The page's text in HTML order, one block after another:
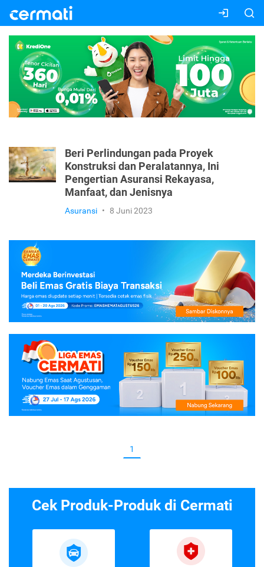
Beri Perlindungan pada Proyek
Konstruksi dan Peralatannya, Ini
Pengertian Asuransi Rekayasa,
Manfaat, dan Jenisnya
Asuransi • 8 Juni 2023
1
Cek Produk-Produk di Cermati